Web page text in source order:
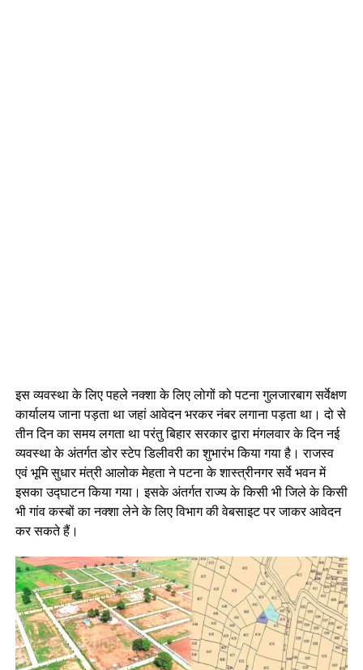
इस व्यवस्था के लिए पहले नक्शा के लिए लोगों को पटना गुलजारबाग सर्वेक्षण
कार्यालय जाना पड़ता था जहां आवेदन भरकर नंबर लगाना पड़ता था। दो से
तीन दिन का समय लगता था परंतु बिहार सरकार द्वारा मंगलवार के दिन नई
व्यवस्था के अंतर्गत डोर स्टेप डिलीवरी का शुभारंभ किया गया है। राजस्व
एवं भूमि सुधार मंत्री आलोक मेहता ने पटना के शास्त्रीनगर सर्वे भवन में
इसका उद्घाटन किया गया। इसके अंतर्गत राज्य के किसी भी जिले के किसी
भी गांव कस्बों का नक्शा लेने के लिए विभाग की वेबसाइट पर जाकर आवेदन
कर सकते हैं।